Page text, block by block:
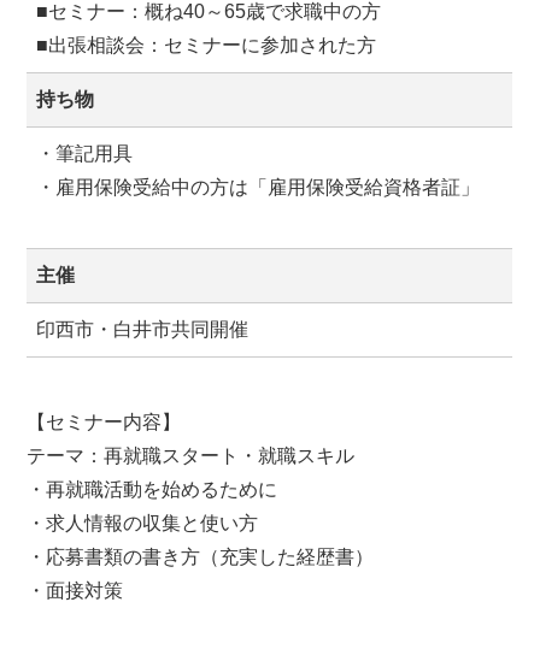
■セミナー：概ね40～65歳で求職中の方
■出張相談会：セミナーに参加された方
持ち物
・筆記用具
・雇用保険受給中の方は「雇用保険受給資格者証」
主催
印西市・白井市共同開催
【セミナー内容】
テーマ：再就職スタート・就職スキル
・再就職活動を始めるために
・求人情報の収集と使い方
・応募書類の書き方（充実した経歴書）
・面接対策